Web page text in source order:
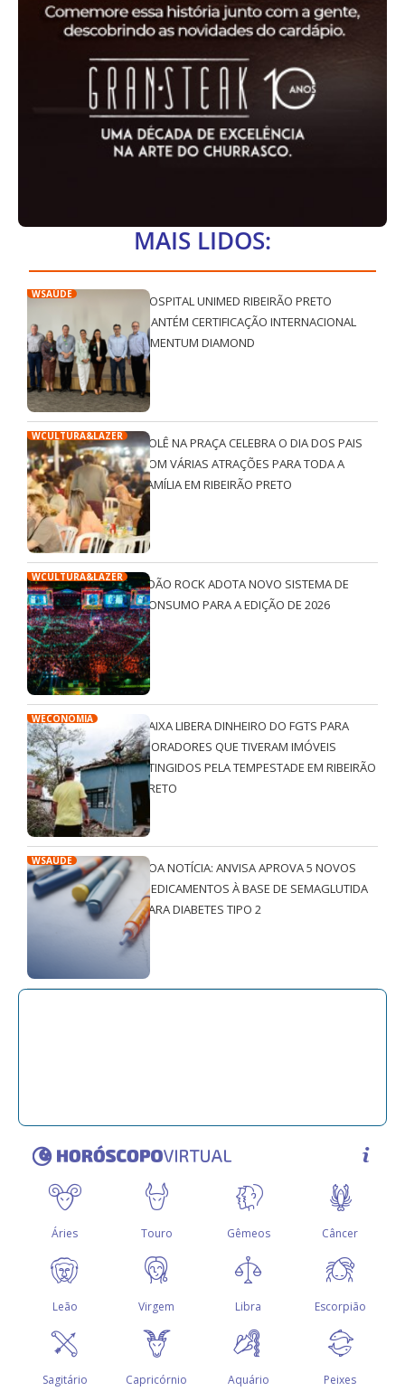
MAIS LIDOS:
WSAÚDE
HOSPITAL UNIMED RIBEIRÃO PRETO
MANTÉM CERTIFICAÇÃO INTERNACIONAL
QMENTUM DIAMOND
WCULTURA&LAZER
ROLÊ NA PRAÇA CELEBRA O DIA DOS PAIS
COM VÁRIAS ATRAÇÕES PARA TODA A
FAMÍLIA EM RIBEIRÃO PRETO
WCULTURA&LAZER
JOÃO ROCK ADOTA NOVO SISTEMA DE
CONSUMO PARA A EDIÇÃO DE 2026
WECONOMIA
CAIXA LIBERA DINHEIRO DO FGTS PARA
MORADORES QUE TIVERAM IMÓVEIS
ATINGIDOS PELA TEMPESTADE EM RIBEIRÃO
PRETO
WSAÚDE
BOA NOTÍCIA: ANVISA APROVA 5 NOVOS
MEDICAMENTOS À BASE DE SEMAGLUTIDA
PARA DIABETES TIPO 2